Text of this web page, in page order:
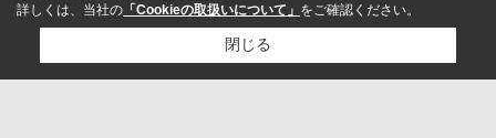
詳しくは、当社の 「Cookieの取扱いについて」 をご確認ください。
閉じる